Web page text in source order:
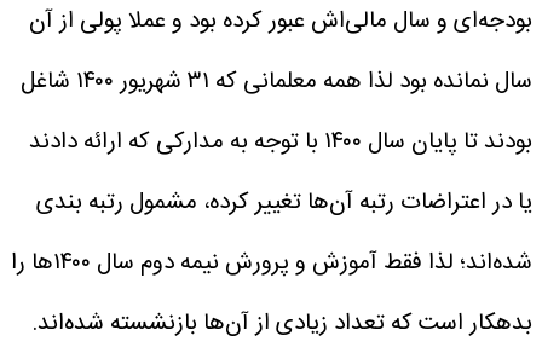
بودجه‌ای و سال مالی‌اش عبور کرده بود و عملا پولی از آن
سال نمانده بود لذا همه معلمانی که ۳۱ شهریور ۱۴۰۰ شاغل
بودند تا پایان سال ۱۴۰۰ با توجه به مدارکی که ارائه دادند
یا در اعتراضات رتبه آن‌ها تغییر کرده، مشمول رتبه بندی
شده‌اند؛ لذا فقط آموزش و پرورش نیمه دوم سال ۱۴۰۰ها را
بدهکار است که تعداد زیادی از آن‌ها بازنشسته شده‌اند.